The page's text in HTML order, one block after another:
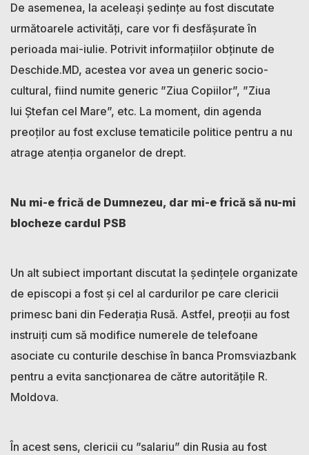
De asemenea, la aceleași ședințe au fost discutate
următoarele activități, care vor fi desfășurate în
perioada mai-iulie. Potrivit informațiilor obținute de
Deschide.MD, acestea vor avea un generic socio-
cultural, fiind numite generic ”Ziua Copiilor”, ”Ziua
lui Ștefan cel Mare”, etc. La moment, din agenda
preoților au fost excluse tematicile politice pentru a nu
atrage atenția organelor de drept.
Nu mi-e frică de Dumnezeu, dar mi-e frică să nu-mi
blocheze cardul PSB
Un alt subiect important discutat la ședințele organizate
de episcopi a fost și cel al cardurilor pe care clericii
primesc bani din Federația Rusă. Astfel, preoții au fost
instruiți cum să modifice numerele de telefoane
asociate cu conturile deschise în banca Promsviazbank
pentru a evita sancționarea de către autoritățile R.
Moldova.
În acest sens, clericii cu ”salariu” din Rusia au fost